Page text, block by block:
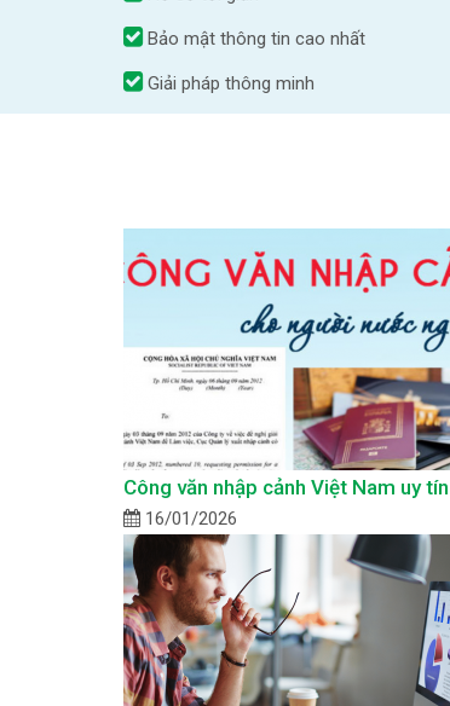
Bảo mật thông tin cao nhất
Giải pháp thông minh
Công văn nhập cảnh Việt Nam uy
16/01/2026